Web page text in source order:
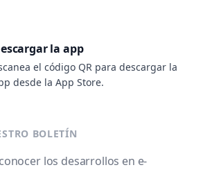
la app
el código QR para descargar la
desde la App Store.
BOLETÍN
los desarrollos en e-